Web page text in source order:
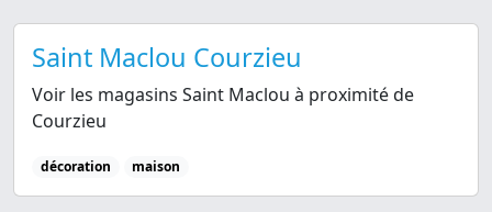
Saint Maclou Courzieu
Voir les magasins Saint Maclou à proximité de
Courzieu
décoration maison